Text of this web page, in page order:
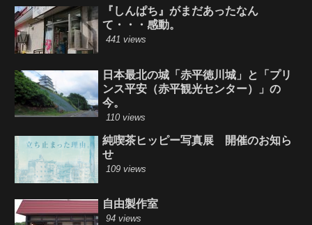
『しんぱち』がまだあったなん
て・・・感動。
441 views
日本最北の城「赤平徳川城」と「プリ
ンス平安（赤平観光センター）」の
今。
110 views
純喫茶ヒッピー写真展 開催のお知ら
せ
109 views
自由製作室
94 views